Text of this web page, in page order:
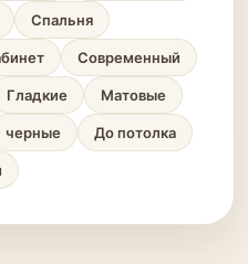
Спальня
Современный
Гладкие Матовые
черные До потолка